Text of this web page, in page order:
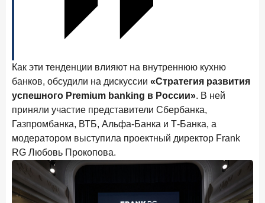
Рассылка Frank RG
Итоги недели, наша трактовка основных событий
на банковском рынке
ПОДПИСАТЬСЯ
Я согласен с условиями обработки данных
Как эти тенденции влияют на внутреннюю кухню
банков, обсудили на дискуссии «Стратегия развития
успешного Premium banking в России». В ней
приняли участие представители Сбербанка,
Газпромбанка, ВТБ, Альфа-Банка и Т-Банка, а
модератором выступила проектный директор Frank
RG Любовь Прокопова.